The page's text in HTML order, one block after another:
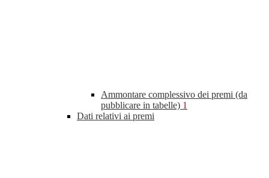
Ammontare complessivo dei premi (da
pubblicare in tabelle) 1
Dati relativi ai premi